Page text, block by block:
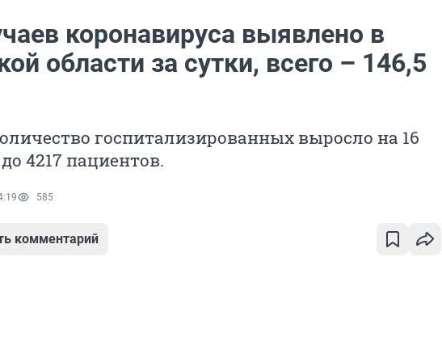
коронавируса выявлено в
области за сутки, всего – 146,5
госпитализированных выросло на 16
4217 пациентов.
585
комментарий